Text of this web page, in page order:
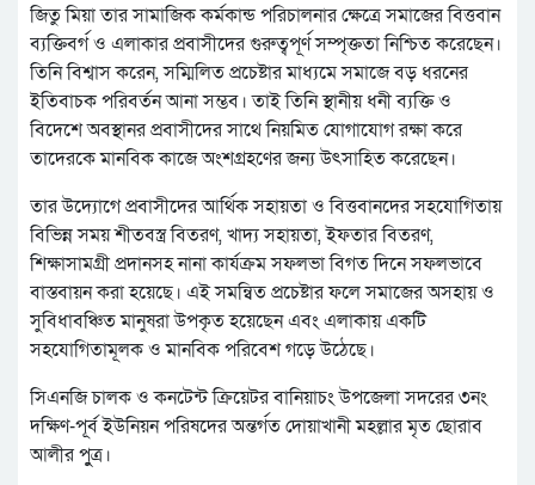
জিতু মিয়া তার সামাজিক কর্মকান্ড পরিচালনার ক্ষেত্রে সমাজের বিত্তবান
ব্যক্তিবর্গ ও এলাকার প্রবাসীদের গুরুত্বপূর্ণ সম্পৃক্ততা নিশ্চিত করেছেন।
তিনি বিশ্বাস করেন, সম্মিলিত প্রচেষ্টার মাধ্যমে সমাজে বড় ধরনের
ইতিবাচক পরিবর্তন আনা সম্ভব। তাই তিনি স্থানীয় ধনী ব্যক্তি ও
বিদেশে অবস্থানর প্রবাসীদের সাথে নিয়মিত যোগাযোগ রক্ষা করে
তাদেরকে মানবিক কাজে অংশগ্রহণের জন্য উৎসাহিত করেছেন।
তার উদ্যোগে প্রবাসীদের আর্থিক সহায়তা ও বিত্তবানদের সহযোগিতায়
বিভিন্ন সময় শীতবস্ত্র বিতরণ, খাদ্য সহায়তা, ইফতার বিতরণ,
শিক্ষাসামগ্রী প্রদানসহ নানা কার্যক্রম সফলভা বিগত দিনে সফলভাবে
বাস্তবায়ন করা হয়েছে। এই সমন্বিত প্রচেষ্টার ফলে সমাজের অসহায় ও
সুবিধাবঞ্চিত মানুষরা উপকৃত হয়েছেন এবং এলাকায় একটি
সহযোগিতামূলক ও মানবিক পরিবেশ গড়ে উঠেছে।
সিএনজি চালক ও কনটেন্ট ক্রিয়েটর বানিয়াচং উপজেলা সদরের ৩নং
দক্ষিণ-পূর্ব ইউনিয়ন পরিষদের অন্তর্গত দোয়াখানী মহল্লার মৃত ছোরাব
আলীর পুুত্র।